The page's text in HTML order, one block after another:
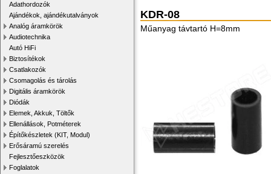
Adathordozók
Ajándékok, ajándékutalványok
Analóg áramkörök
Audiotechnika
Autó HiFi
Biztosítékok
Csatlakozók
Csomagolás és tárolás
Digitális áramkörök
Diódák
Elemek, Akkuk, Töltők
Ellenállások, Potméterek
Építőkészletek (KIT, Modul)
Erősáramú szerelés
Fejlesztőeszközök
Foglalatok
KDR-08
Műanyag távtartó H=8mm